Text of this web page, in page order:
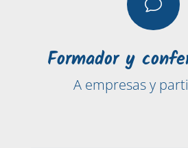
v
Formador y
A empresas y